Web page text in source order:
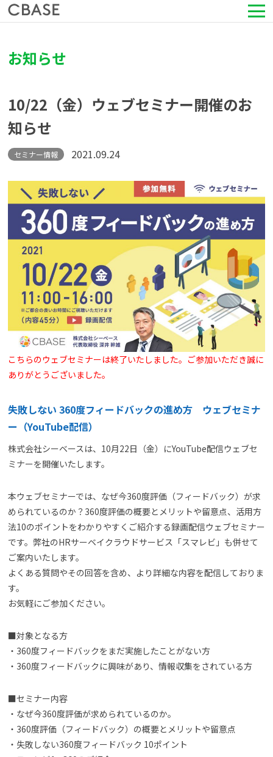
導入事例
セミナー情報
HRコラム
お知らせ
会社情報
よくある質問
資料請求(無料) お見積もり依頼
お知らせ
10/22（金）ウェブセミナー開催のお
知らせ
セミナー情報 2021.09.24
こちらのウェブセミナーは終了いたしました。ご参加いただき誠に
ありがとうございました。
失敗しない 360度フィードバックの進め方 ウェブセミナ
ー（YouTube配信）
株式会社シーベースは、10月22日（金）にYouTube配信ウェブセ
ミナーを開催いたします。
本ウェブセミナーでは、なぜ今360度評価（フィードバック）が求
められているのか？360度評価の概要とメリットや留意点、活用方
法10のポイントをわかりやすくご紹介する録画配信ウェブセミナー
です。弊社のHRサーベイクラウドサービス「スマレビ」も併せて
ご案内いたします。
よくある質問やその回答を含め、より詳細な内容を配信しておりま
す。
お気軽にご参加ください。
■対象となる方
・360度フィードバックをまだ実施したことがない方
・360度フィードバックに興味があり、情報収集をされている方
■セミナー内容
・なぜ今360度評価が求められているのか。
・360度評価（フィードバック）の概要とメリットや留意点
・失敗しない360度フィードバック 10ポイント